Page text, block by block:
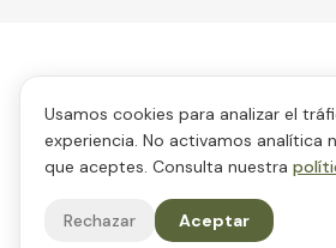
PREGUNTAS
Sobre
Usamos cookies para analizar el
experiencia. No activamos analítica
que aceptes. Consulta nuestra
Rechazar Aceptar